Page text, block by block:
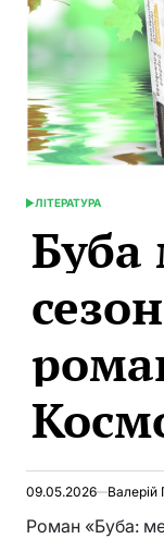
POSTED
ЛІТЕРАТУРА
Буба
09.05.2026
Роман «Буба: